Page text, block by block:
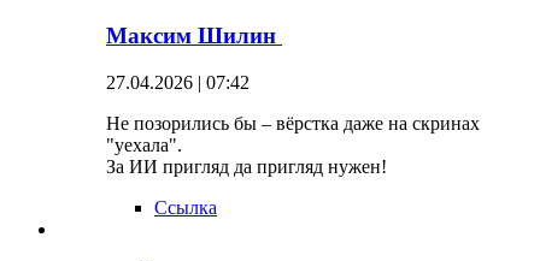
Максим Шилин
27.04.2026 | 07:42
Не позорились бы – вёрстка даже на скринах
"уехала".
За ИИ пригляд да пригляд нужен!
Ссылка